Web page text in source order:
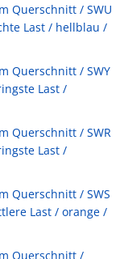
Querschnitt / SWU
Last / hellblau /
Querschnitt / SWY
Last /
Querschnitt / SWR
Last /
Querschnitt / SWS
Last / orange /
Querschnitt /